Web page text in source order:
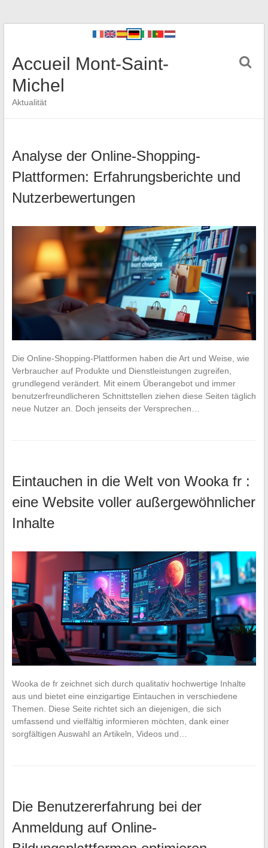
Accueil Mont-Saint-
Michel
Aktualität
Analyse der Online-Shopping-
Plattformen: Erfahrungsberichte und
Nutzerbewertungen
Die Online-Shopping-Plattformen haben die Art und Weise, wie
Verbraucher auf Produkte und Dienstleistungen zugreifen,
grundlegend verändert. Mit einem Überangebot und immer
benutzerfreundlicheren Schnittstellen ziehen diese Seiten täglich
neue Nutzer an. Doch jenseits der Versprechen…
Eintauchen in die Welt von Wooka fr :
eine Website voller außergewöhnlicher
Inhalte
Wooka de fr zeichnet sich durch qualitativ hochwertige Inhalte
aus und bietet eine einzigartige Eintauchen in verschiedene
Themen. Diese Seite richtet sich an diejenigen, die sich
umfassend und vielfältig informieren möchten, dank einer
sorgfältigen Auswahl an Artikeln, Videos und…
Die Benutzererfahrung bei der
Anmeldung auf Online-